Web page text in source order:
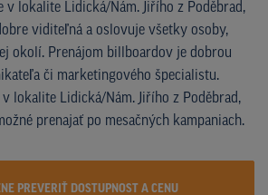
v lokalite Lidická/Nám. Jiřího z Poděbrad,
viditeľná a oslovuje všetky osoby,
okolí. Prenájom billboardov je dobrou
či marketingového špecialistu.
lokalite Lidická/Nám. Jiřího z Poděbrad,
prenajať po mesačných kampaniach.
PREVERIŤ DOSTUPNOST A CENU